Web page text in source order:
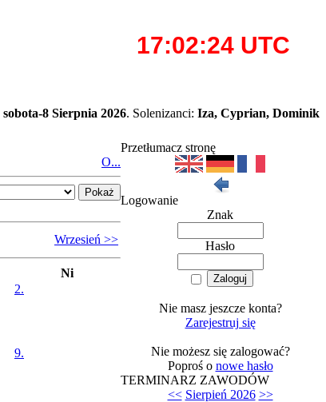
sobota-8 Sierpnia 2026. Solenizanci: Iza, Cyprian, Dominik
O...
Wrzesień >>
Ni
2.
9.
Przetłumacz stronę
Logowanie
Znak
Hasło
Nie masz jeszcze konta?
Zarejestruj się
Nie możesz się zalogować?
Poproś o nowe hasło
TERMINARZ ZAWODÓW
<< Sierpień 2026 >>